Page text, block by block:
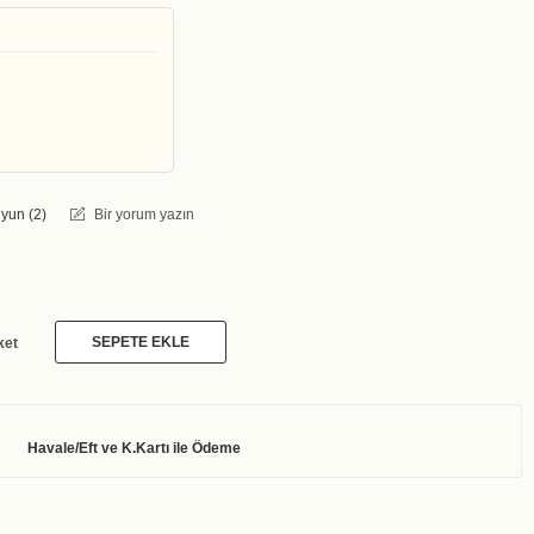
(2) Bir yorum yazın
SEPETE EKLE